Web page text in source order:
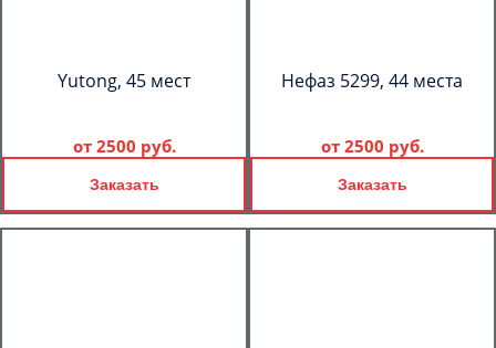
Yutong, 45 мест
от 2500 руб.
Заказать
Нефаз 5299, 44 места
от 2500 руб.
Заказать